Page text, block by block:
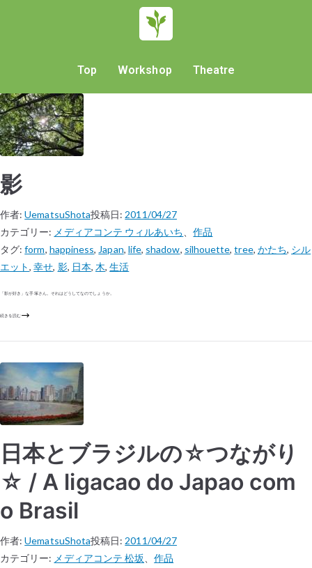
Top Workshop Theatre
影
作者:UematsuShota投稿日: 2011/04/27
カテゴリー: メディアコンテ ウィルあいち 、作品
タグ:form, happiness, Japan, life, shadow, silhouette,tree, かたち, シル
エット,幸せ, 影, 日本, 木,生活
「影が好き」な手塚さん。それはどうしてなのでしょうか。
続きを読む
日本とブラジルの☆つながり
☆ / A ligacao do Japao com
o Brasil
作者:UematsuShota投稿日: 2011/04/27
カテゴリー: メディアコンテ 松坂 、作品